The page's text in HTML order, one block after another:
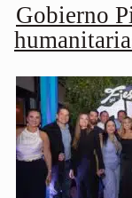
Gobierno